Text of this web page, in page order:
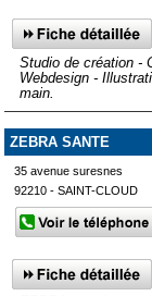
Studio de création -
Webdesign -
main.
ZEBRA SANTE
35 avenue suresnes
92210 - SAINT-CLOUD